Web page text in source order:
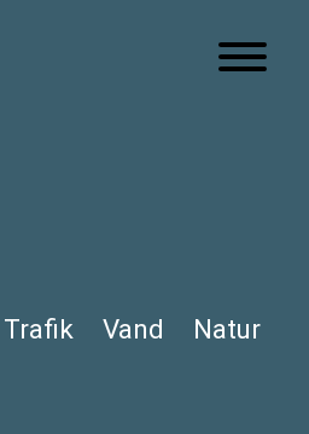
Trafik Vand Natur